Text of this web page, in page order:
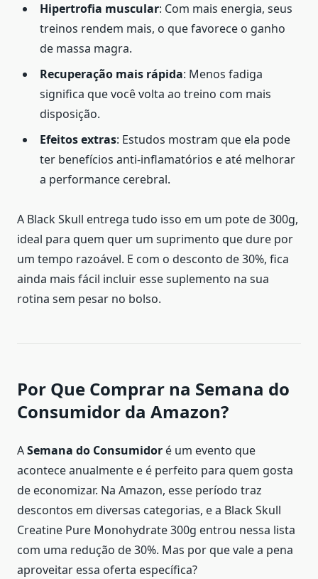
Hipertrofia muscular: Com mais energia, seus
treinos rendem mais, o que favorece o ganho
de massa magra.
Recuperação mais rápida: Menos fadiga
significa que você volta ao treino com mais
disposição.
Efeitos extras: Estudos mostram que ela pode
ter benefícios anti-inflamatórios e até melhorar
a performance cerebral.
A Black Skull entrega tudo isso em um pote de 300g,
ideal para quem quer um suprimento que dure por
um tempo razoável. E com o desconto de 30%, fica
ainda mais fácil incluir esse suplemento na sua
rotina sem pesar no bolso.
Por Que Comprar na Semana do
Consumidor da Amazon?
ASemana do Consumidor é um evento que
acontece anualmente e é perfeito para quem gosta
de economizar. Na Amazon, esse período traz
descontos em diversas categorias, e a Black Skull
Creatine Pure Monohydrate 300g entrou nessa lista
com uma redução de 30%. Mas por que vale a pena
aproveitar essa oferta específica?